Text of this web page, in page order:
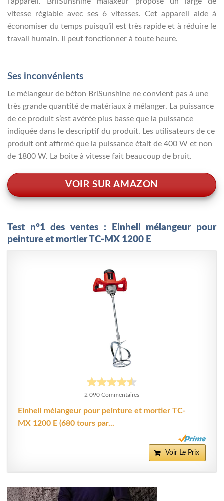
l’appareil. BriiSunshine malaxeur propose un large de
vitesse réglable avec ses 6 vitesses. Cet appareil aide à
économiser du temps puisqu’il est très rapide et à réduire le
travail humain. Il peut fonctionner à toute heure.
Ses inconvénients
Le mélangeur de béton BriSunshine ne convient pas à une
très grande quantité de matériaux à mélanger. La puissance
de ce produit s’est avérée plus basse que la puissance
indiquée dans le descriptif du produit. Les utilisateurs de ce
produit ont affirmé que la puissance était de 400 W et non
de 1800 W. La boite à vitesse fait beaucoup de bruit.
VOIR SUR AMAZON
Test n°1 des ventes : Einhell mélangeur pour
peinture et mortier TC-MX 1200 E
2 090 Commentaires
Einhell mélangeur pour peinture et mortier TC-
MX 1200 E (680 tours par...
Voir Le Prix